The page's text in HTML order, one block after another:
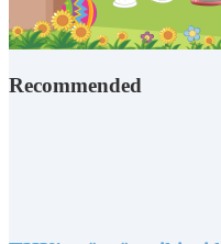
Recommended